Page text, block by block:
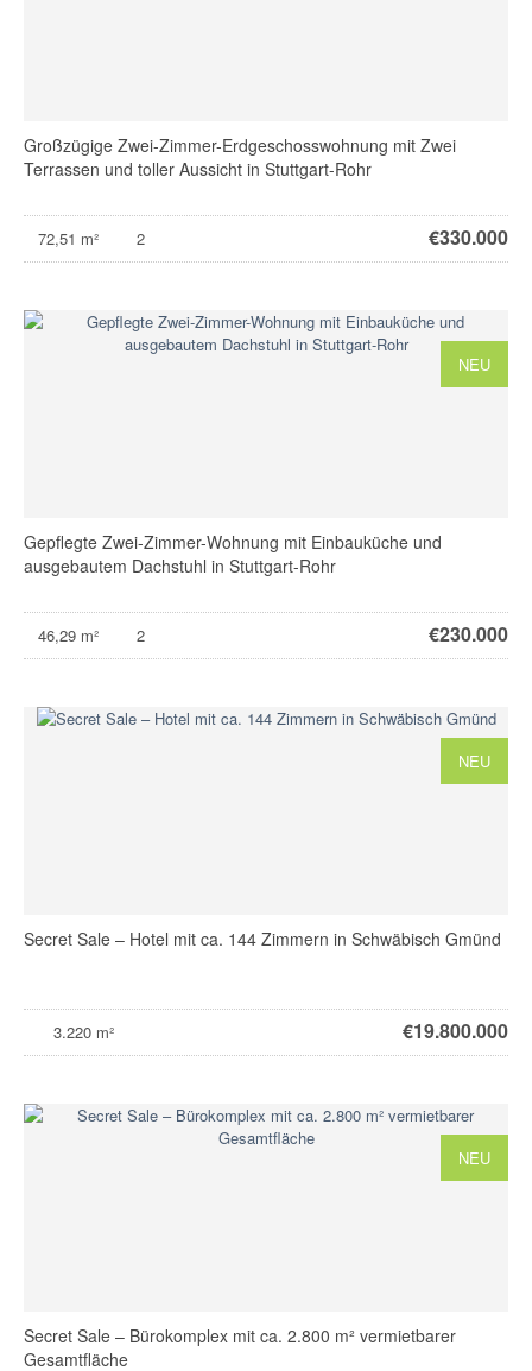
Großzügige Zwei-Zimmer-Erdgeschosswohnung mit Zwei
Terrassen und toller Aussicht in Stuttgart-Rohr
72,51 m² 2 €330.000
NEU
Gepflegte Zwei-Zimmer-Wohnung mit Einbauküche und
ausgebautem Dachstuhl in Stuttgart-Rohr
46,29 m² 2 €230.000
NEU
Secret Sale – Hotel mit ca. 144 Zimmern in Schwäbisch Gmünd
3.220 m² €19.800.000
NEU
Secret Sale – Bürokomplex mit ca. 2.800 m² vermietbarer
Gesamtfläche